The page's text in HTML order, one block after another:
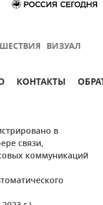
ВИЗУАЛ
КОНТАКТЫ
в
связи,
коммуникаций